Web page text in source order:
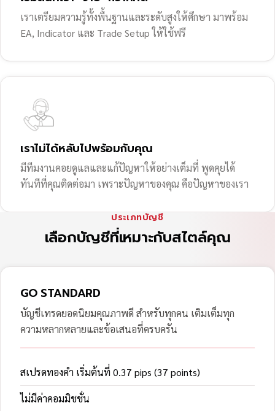
เราเตรียมความรู้ทั้งพื้นฐานและระดับสูงให้ศึกษา มาพร้อม
EA, Indicator และ Trade Setup ให้ใช้ฟรี
เราไม่ได้หลับไปพร้อมกับคุณ
มีทีมงานคอยดูแลและแก้ปัญหาให้อย่างเต็มที่ พูดคุยได้
ทันทีที่คุณติดต่อมา เพราะปัญหาของคุณ คือปัญหาของเรา
ประเภทบัญชี
เลือกบัญชีที่เหมาะกับสไตล์คุณ
GO STANDARD
บัญชีเทรดยอดนิยมคุณภาพดี สำหรับทุกคน เติมเต็มทุก
ความหลากหลายและข้อเสนอที่ครบครัน
สเปรดทองคำ เริ่มต้นที่ 0.37 pips (37 points)
ไม่มีค่าคอมมิชชั่น